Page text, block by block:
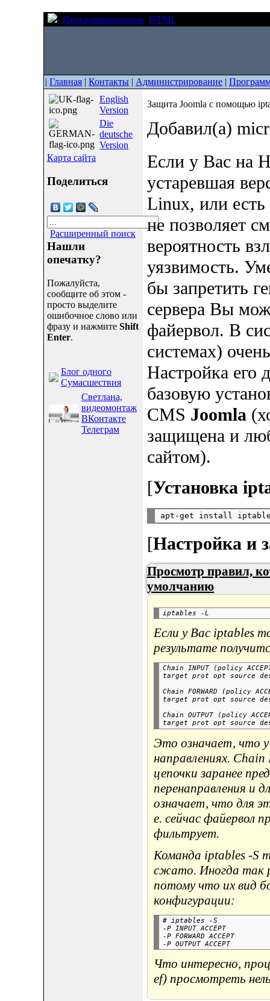
Программирование HTML
| Главная | Контакты | Администрирование |
English
Version
Die
deutsche
Version
Карта сайта
Поделиться
Расширенный поиск
Нашли
опечатку?
Пожалуйста,
сообщите об этом -
просто выделите
ошибочное слово или
фразу и нажмите Shift
Enter.
Блог одного
Сумасшествия
Светлана,
видеомонтаж
ВКонтакте
Телеграм
Защита Joomla с помощью
Добавил(а)
Если у Вас на
устаревшая
Linux, или есть
не позволяет
вероятность
уязвимость.
бы запретить
сервера Вы
файервол. В
системах)
Настройка его
базовую
CMS Joomla
защищена и
сайтом).
[Установка
[Настройка и
Просмотр правил,
умолчанию
Если у Вас iptables
результате
Chain INPUT (policy
target prot opt source
Chain FORWARD (policy
target prot opt source
Chain OUTPUT (policy
Это означает, что
направлениях.
цепочки заранее
перенаправления и
означает, что для
е. сейчас файервол
фильтрует.
Команда iptables -S
сжато. Иногда так
потому что их вид
конфигурации:
# iptables -S
-P INPUT ACCEPT
-P FORWARD ACCEPT
Что интересно,
ef) просмотреть